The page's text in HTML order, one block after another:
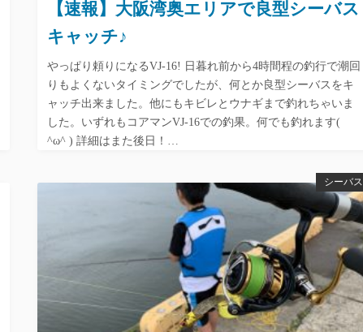
【速報】大阪湾奥エリアで良型シーバス
キャッチ♪
やっぱり頼りになるVJ-16! 日暮れ前から4時間程の釣行で潮回
りもよくないタイミングでしたが、何とか良型シーバスをキ
ャッチ出来ました。他にもキビレとウナギまで釣れちゃいま
した。いずれもコアマンVJ-16での釣果。何でも釣れます(
^ω^ ) 詳細はまた後日！…
シーバス